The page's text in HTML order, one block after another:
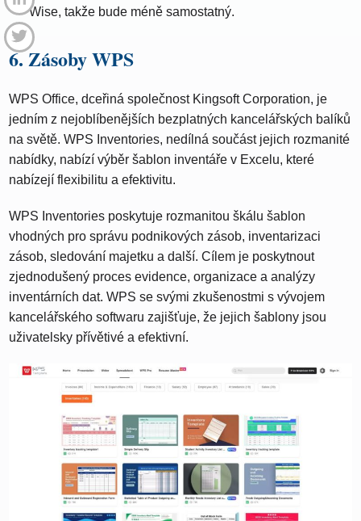
Wise, takže bude méně samostatný.
6. Zásoby WPS
WPS Office, dceřiná společnost Kingsoft Corporation, je
jedním z nejoblíbenějších bezplatných kancelářských balíků
na světě. WPS Inventories, nedílná součást jejich rozmanité
nabídky, nabízí výběr šablon inventáře v Excelu, které
nabízejí flexibilitu a efektivitu.
WPS Inventories poskytuje rozmanitou škálu šablon
vhodných pro správu podnikových zásob, inventarizaci
zásob, sledování majetku a další. Cílem je poskytnout
zjednodušený proces evidence, organizace a analýzy
inventárních dat. WPS se svými zkušenostmi s vývojem
kancelářského softwaru zajišťuje, že jejich šablony jsou
uživatelsky přívětivé a efektivní.